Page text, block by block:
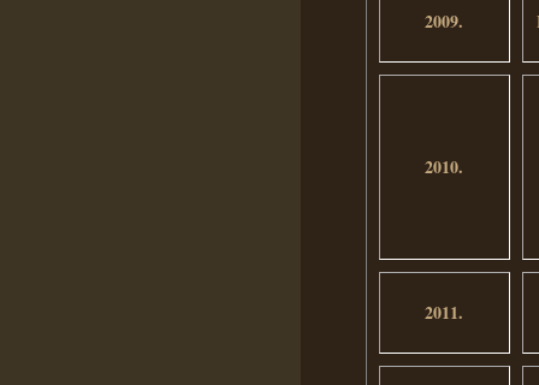
2009.
2010.
2011.